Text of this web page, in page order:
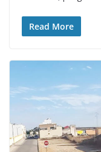
Read More